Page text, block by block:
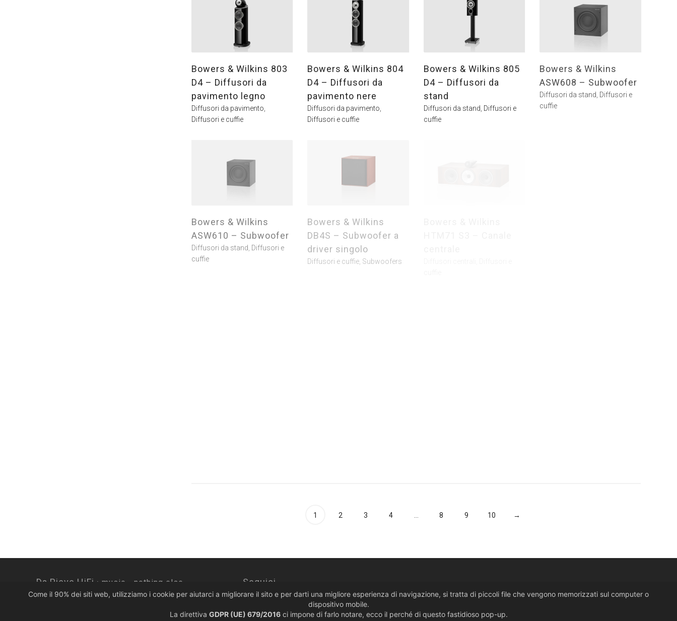
Bowers & Wilkins 803
D4 – Diffusori da
pavimento legno
Diffusori da pavimento
Diffusori e cuffie
Bowers & Wilkins 804
D4 – Diffusori da
pavimento nere
Diffusori da pavimento
Diffusori e cuffie
Bowers & Wilkins 805
D4 – Diffusori da
stand
Diffusori da stand Diffusori e
cuffie
Bowers & Wilkins
ASW608 – Subwoofer
Diffusori da stand Diffusori e
cuffie
Bowers & Wilkins
ASW610 – Subwoofer
Diffusori da stand
Diffusori e
cuffie
Bowers & Wilkins
DB4S – Subwoofer a
driver singolo
Diffusori e cuffie Subwoofers
1 2 3 4 … 8 9 10 →
Da Pieve HiFi · music... nothing else. Seguici
Come il 90% dei siti web, utilizziamo i cookie per aiutarci a migliorare il sito e per darti una migliore esperienza di navigazione, si tratta di piccoli file che vengono memorizzati sul computer o
dispositivo mobile.
La direttiva GDPR (UE) 679/2016ci impone di farlo notare, ecco il perché di questo fastidioso pop-up.